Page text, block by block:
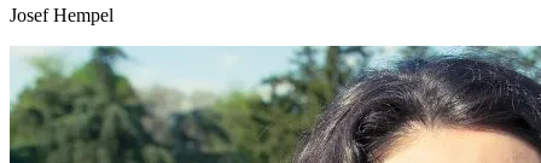
Josef Hempel